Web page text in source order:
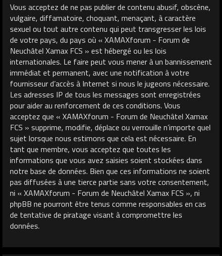
Vous acceptez de ne pas publier de contenu abusif, obscène,
vulgaire, diffamatoire, choquant, menaçant, à caractère
sexuel ou tout autre contenu qui peut transgresser les lois
de votre pays, du pays où « XAMAXforum - Forum de
Neuchâtel Xamax FCS » est hébergé ou les lois
internationales. Le faire peut vous mener à un bannissement
immédiat et permanent, avec une notification à votre
fournisseur d’accès à Internet si nous le jugeons nécessaire.
Les adresses IP de tous les messages sont enregistrées
pour aider au renforcement de ces conditions. Vous
acceptez que « XAMAXforum - Forum de Neuchâtel Xamax
FCS » supprime, modifie, déplace ou verrouille n’importe quel
sujet lorsque nous estimons que cela est nécessaire. En
tant que membre, vous acceptez que toutes les
informations que vous avez saisies soient stockées dans
notre base de données. Bien que ces informations ne soient
pas diffusées à une tierce partie sans votre consentement,
ni « XAMAXforum - Forum de Neuchâtel Xamax FCS », ni
phpBB ne pourront être tenus comme responsables en cas
de tentative de piratage visant à compromettre les
données.